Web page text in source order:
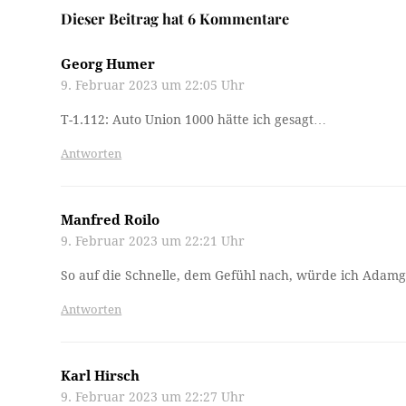
Dieser Beitrag hat 6 Kommentare
Georg Humer
9. Februar 2023 um 22:05 Uhr
T-1.112: Auto Union 1000 hätte ich gesagt…
Antworten
Manfred Roilo
9. Februar 2023 um 22:21 Uhr
So auf die Schnelle, dem Gefühl nach, würde ich
Antworten
Karl Hirsch
9. Februar 2023 um 22:27 Uhr